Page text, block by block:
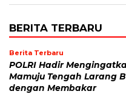
BERITA TERBARU
Berita Terbaru
POLRI Hadir
Mamuju Tengah Larang
dengan Membakar